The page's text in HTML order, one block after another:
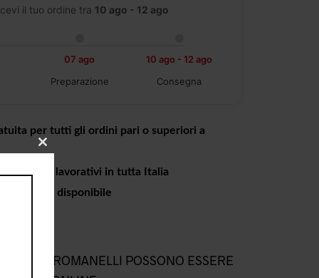
il tuo ordine tra 10 ago - 12 ago
07 ago
Preparazione
10 ago - 12 ago
Consegna
per tutti gli ordini pari o superiori a
a 4 giorni lavorativi in tutta Italia
negozio disponibile
ROMANELLI POSSONO ESSERE
CLOSE
MODULE